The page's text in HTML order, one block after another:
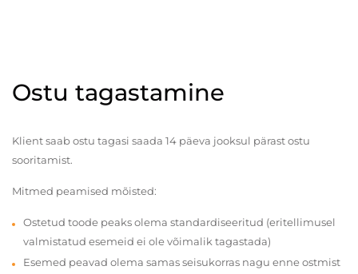
Ostu tagastamine
Klient saab ostu tagasi saada 14 päeva jooksul pärast ostu
sooritamist.
Mitmed peamised mõisted:
Ostetud toode peaks olema standardiseeritud (eritellimusel
valmistatud esemeid ei ole võimalik tagastada)
Esemed peavad olema samas seisukorras nagu enne ostmist